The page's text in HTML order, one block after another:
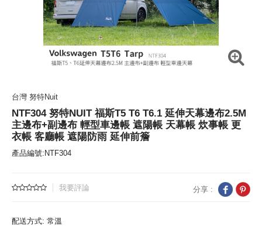
台灣 努特Nuit
NTF304 努特NUIT 福斯T5 T6 T6.1 延伸天幕邊布2.5M
主邊布+副邊布 輕型車邊帳 遮陽帳 天幕帳 炊事帳 更
衣帳 客廳帳 遮陽防雨 延伸前簷
產品編號:NTF304
我要評論 分享 :
配送方式: 常溫